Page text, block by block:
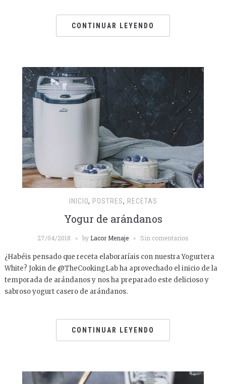
CONTINUAR LEYENDO
INICIO, POSTRES, RECETAS
Yogur de arándanos
27/04/2018 by Lacor Menaje Sin comentarios
¿Habéis pensado que receta elaboraríais con nuestra Yogurtera
White? Jokin de @TheCookingLab ha aprovechado el inicio de la
temporada de arándanos y nos ha preparado este delicioso y
sabroso yogurt casero de arándanos.
CONTINUAR LEYENDO